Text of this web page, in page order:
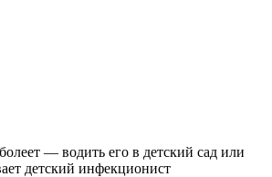
— водить его в детский сад или
детский инфекционист